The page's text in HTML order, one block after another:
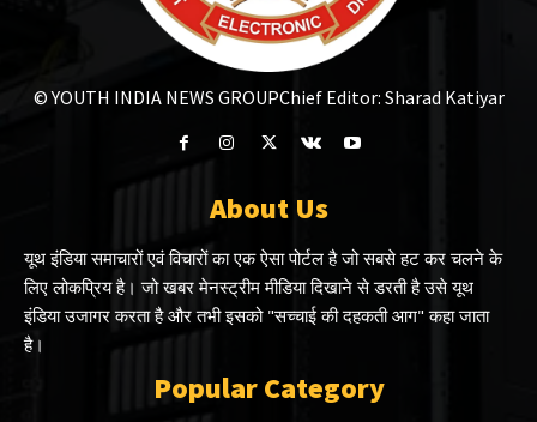
© YOUTH INDIA NEWS GROUPChief Editor: Sharad Katiyar
About Us
यूथ इंडिया समाचारों एवं विचारों का एक ऐसा पोर्टल है जो सबसे हट कर चलने के
लिए लोकप्रिय है। जो खबर मेनस्ट्रीम मीडिया दिखाने से डरती है उसे यूथ
इंडिया उजागर करता है और तभी इसको "सच्चाई की दहकती आग" कहा जाता
है।
Popular Category